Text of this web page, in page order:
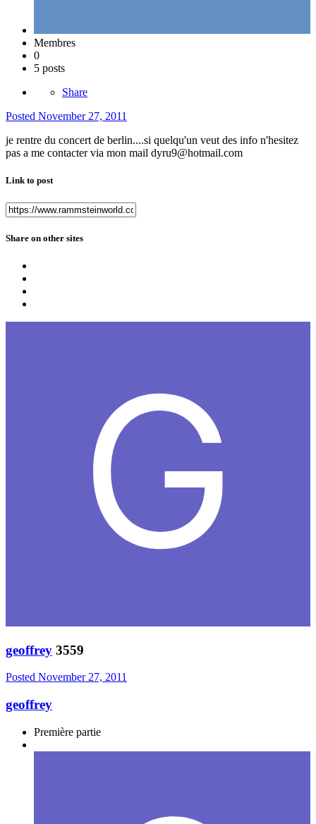
Membres
0
5 posts
Share
Posted November 27, 2011
je rentre du concert de berlin....si quelqu'un veut des info n'hesitez
pas a me contacter via mon mail dyru9@hotmail.com
Link to post
Share on other sites
geoffrey 3559
Posted November 27, 2011
geoffrey
Première partie